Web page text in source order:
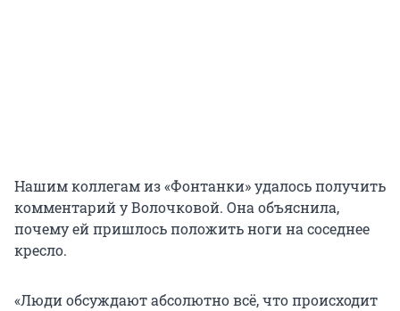
Нашим коллегам из «Фонтанки» удалось получить
комментарий у Волочковой. Она объяснила,
почему ей пришлось положить ноги на соседнее
кресло.
«Люди обсуждают абсолютно всё, что происходит